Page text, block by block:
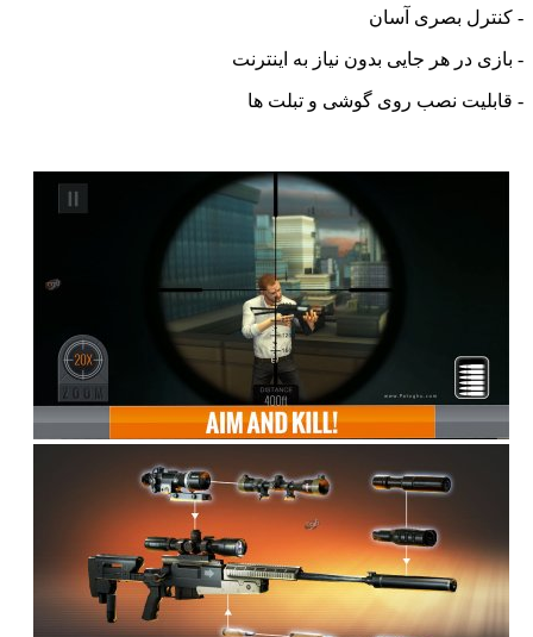
بصری آسان
در هر جایی بدون نیاز به اینترنت
نصب روی گوشی و تبلت ها